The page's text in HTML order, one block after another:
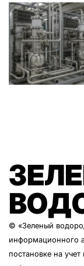
© «Зеленый
информационного
постановке на